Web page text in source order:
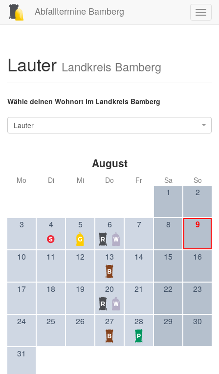
Abfalltermine Bamberg
Lauter Landkreis Bamberg
Wähle deinen Wohnort im Landkreis Bamberg
Lauter
August
Mo Di Mi Do Fr Sa So
1 2
3 4 5 6 7 8 9
10 11 12 13 14 15 16
17 18 19 20 21 22 23
24 25 26 27 28 29 30
31